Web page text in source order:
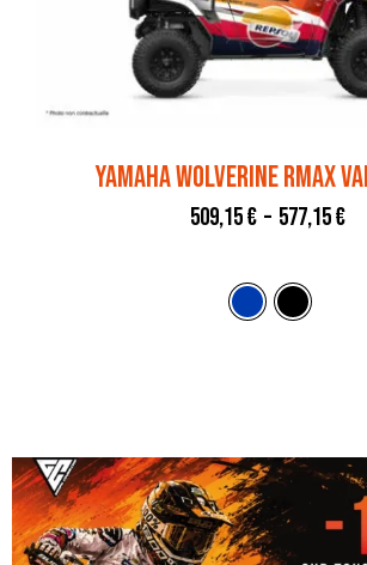
YAMAHA WOLVERINE RMAX
509,15€ – 577,15€